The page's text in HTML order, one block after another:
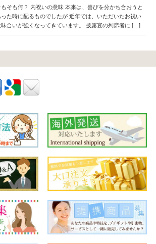
もそも何？ 内祝いの意味 本来は、喜びを分かち合おうと
た時に配るものでしたが 近年では、いただいたお祝い
合いが強くなってきています。 披露宴の列席者に […]